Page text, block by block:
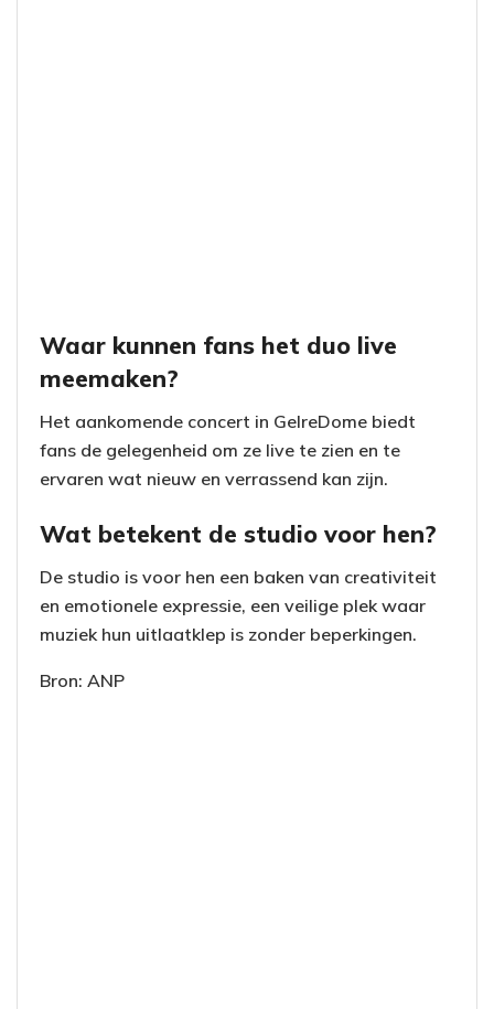
Waar kunnen fans het duo live
meemaken?
Het aankomende concert in GelreDome biedt
fans de gelegenheid om ze live te zien en te
ervaren wat nieuw en verrassend kan zijn.
Wat betekent de studio voor hen?
De studio is voor hen een baken van creativiteit
en emotionele expressie, een veilige plek waar
muziek hun uitlaatklep is zonder beperkingen.
Bron: ANP